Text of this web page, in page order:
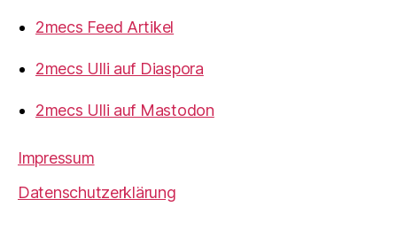
2mecs Feed Artikel
2mecs Ulli auf Diaspora
2mecs Ulli auf Mastodon
Impressum
Datenschutzerklärung